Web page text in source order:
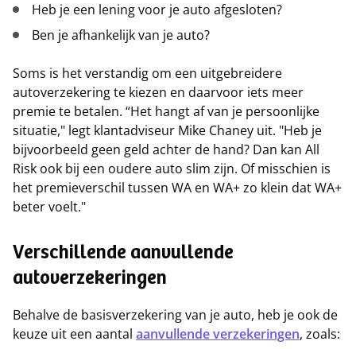
Heb je een lening voor je auto afgesloten?
Ben je afhankelijk van je auto?
Soms is het verstandig om een uitgebreidere
autoverzekering te kiezen en daarvoor iets meer
premie te betalen. “Het hangt af van je persoonlijke
situatie," legt klantadviseur Mike Chaney uit. "Heb je
bijvoorbeeld geen geld achter de hand? Dan kan All
Risk ook bij een oudere auto slim zijn. Of misschien is
het premieverschil tussen WA en WA+ zo klein dat WA+
beter voelt."
Verschillende aanvullende
autoverzekeringen
Behalve de basisverzekering van je auto, heb je ook de
keuze uit een aantal aanvullende verzekeringen, zoals: